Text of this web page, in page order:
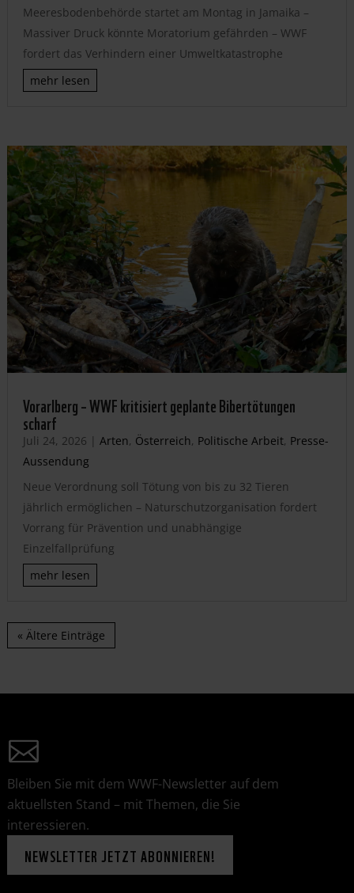
Meeresbodenbehörde startet am Montag in Jamaika –
Massiver Druck könnte Moratorium gefährden – WWF
fordert das Verhindern einer Umweltkatastrophe
mehr lesen
Vorarlberg – WWF kritisiert geplante Bibertötungen
scharf
Juli 24, 2026 | Arten, Österreich, Politische Arbeit, Presse-
Aussendung
Neue Verordnung soll Tötung von bis zu 32 Tieren
jährlich ermöglichen – Naturschutzorganisation fordert
Vorrang für Prävention und unabhängige
Einzelfallprüfung
mehr lesen
« Ältere Einträge
Bleiben Sie mit dem WWF-Newsletter auf dem
aktuellsten Stand – mit Themen, die Sie
interessieren.
NEWSLETTER JETZT ABONNIEREN!